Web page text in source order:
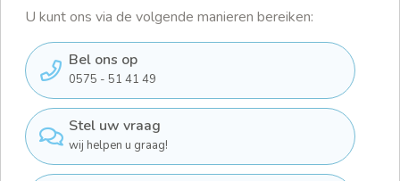
U kunt ons via de volgende manieren bereiken:
Bel ons op
0575 - 51 41 49
Stel uw vraag
wij helpen u graag!